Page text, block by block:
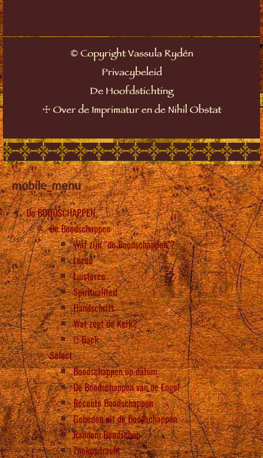
©Copyright Vassula Rydén
Privacybeleid
De Hoofdstichting
☩ Over de Imprimatur en de Nihil Obstat
mobile_menu
De BOODSCHAPPEN
De Boodschappen
Wat zijn “de Boodschappen”?
Lezen
Luisteren
Spiritualiteit
Handschrift
Wat zegt de Kerk?
Back
Select
Boodschappen op datum
De Boodschappen van de Engel
Recente Boodschappen
Gebeden uit de Boodschappen
Random Boodschap
Zoekopdracht